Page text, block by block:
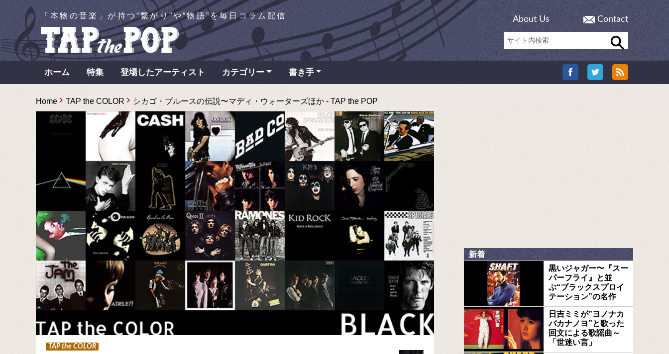
「本物の音楽」が持つ“繋がり”や“物語”を毎日コラム配信 About Us Contact
ホーム 特集 登場したアーティスト カテゴリー 書き手
Home TAP the COLOR シカゴ・ブルースの伝説〜マディ・ウォーターズほか - TAP the POP
TAP the COLOR
新着
黒いジャガー〜『スー
パーフライ』と並
ぶ“ブラックスプロイ
テーション”の名作
日吉ミミが”ヨノナカ
バカナノヨ”と歌った
回文による歌謡曲～
「世迷い言」